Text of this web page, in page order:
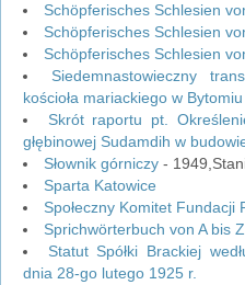
Schöpferisches Schlesien
Schöpferisches Schlesien
Schöpferisches Schlesien
Siedemnastowieczny
kościoła mariackiego w
Skrót raportu pt.
głębinowej Sudamdih w
Słownik górniczy -
Sparta Katowice
Społeczny Komitet Fundacji
Sprichwörterbuch von A bis Z
Statut Spółki Brackiej
dnia 28-go lutego 1925 r.